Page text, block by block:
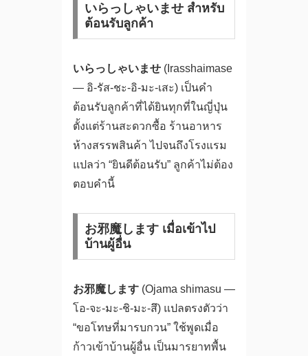
いらっしゃいませ สำหรับ
ต้อนรับลูกค้า
いらっしゃいませ(Irasshaimase
— อิ-รัส-ชะ-อิ-มะ-เสะ) เป็นคำ
ต้อนรับลูกค้าที่ได้ยินทุกที่ในญี่ปุ่น
ตั้งแต่ร้านสะดวกซื้อ ร้านอาหาร
ห้างสรรพสินค้า ไปจนถึงโรงแรม
แปลว่า “ยินดีต้อนรับ” ลูกค้าไม่ต้อง
ตอบคำนี้
お邪魔します เมื่อเข้าไป
บ้านผู้อื่น
お邪魔します(Ojama shimasu —
โอ-จะ-มะ-ชิ-มะ-สึ) แปลตรงตัวว่า
“ขอโทษที่มารบกวน” ใช้พูดเมื่อ
ก้าวเข้าบ้านผู้อื่น เป็นมารยาทพื้น